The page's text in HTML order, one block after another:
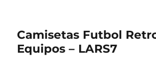
Camisetas Futbol
Equipos – LARS7